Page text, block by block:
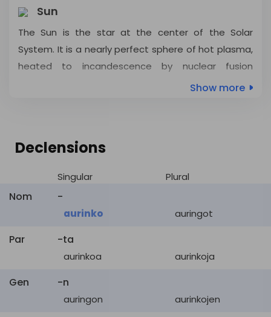
Declensions
Singular Plural
Nom -
aurinko auringot
Par -ta
aurinkoa aurinkoja
Gen -n
auringon aurinkojen
Sun
The Sun is the star at the center of the Solar
System. It is a nearly perfect sphere of hot plasma,
heated to incandescence by nuclear fusion
reactions in its core, radiating the energy mainly as
Show more